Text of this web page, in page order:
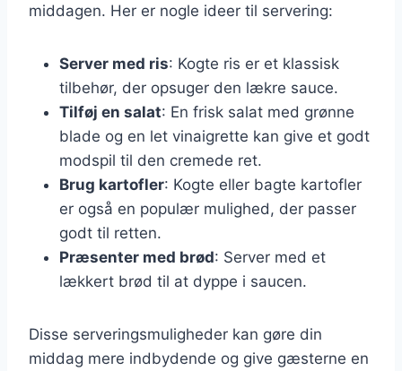
middagen. Her er nogle ideer til servering:
Server med ris: Kogte ris er et klassisk
tilbehør, der opsuger den lækre sauce.
Tilføj en salat: En frisk salat med grønne
blade og en let vinaigrette kan give et godt
modspil til den cremede ret.
Brug kartofler: Kogte eller bagte kartofler
er også en populær mulighed, der passer
godt til retten.
Præsenter med brød: Server med et
lækkert brød til at dyppe i saucen.
Disse serveringsmuligheder kan gøre din
middag mere indbydende og give gæsterne en